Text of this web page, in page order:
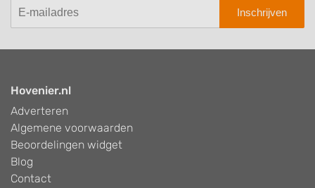
Inschrijven
Hovenier.nl
Adverteren
Algemene voorwaarden
Beoordelingen widget
Blog
Contact